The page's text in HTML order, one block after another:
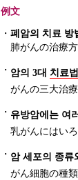
例文
・ 폐암의 치료 방
肺がんの治療
・ 암의 3대 치료법
がんの三大治
・ 유방암에는 여
乳がんにはい
・ 암 세포의 종류
がん細胞の種